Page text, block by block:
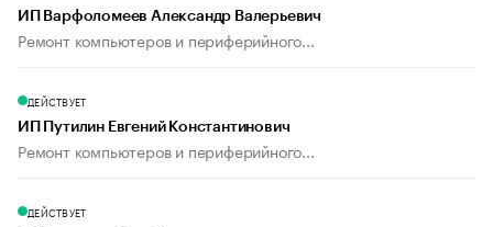
ИП Варфоломеев Александр Валерьевич
Ремонт компьютеров и периферийного...
ДЕЙСТВУЕТ
ИП Путилин Евгений Константинович
Ремонт компьютеров и периферийного...
ДЕЙСТВУЕТ